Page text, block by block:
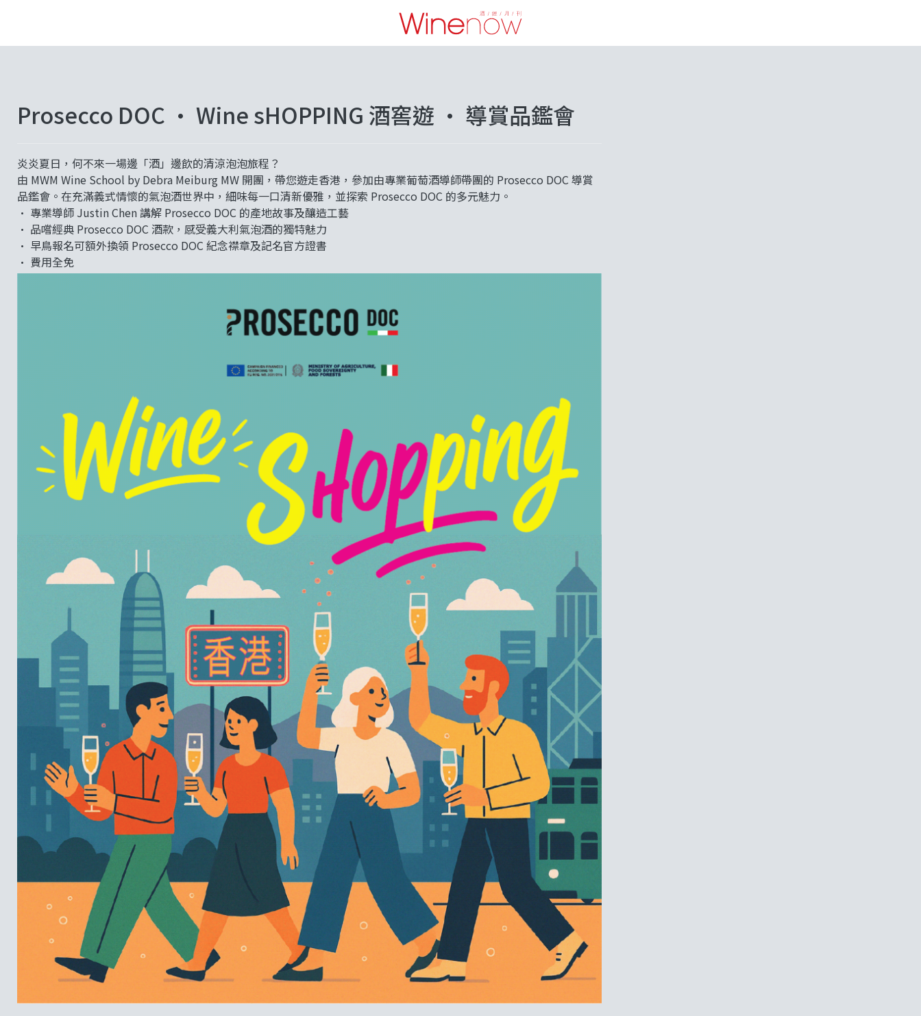
Prosecco DOC • Wine sHOPPING 酒窖遊 • 導賞品鑑會
炎炎夏日，何不來一場邊「酒」邊飲的清涼泡泡旅程？
由 MWM Wine School by Debra Meiburg MW 開團，帶您遊走香港，參加由專業葡萄酒導師帶團的 Prosecco DOC 導賞
品鑑會。在充滿義式情懷的氣泡酒世界中，細味每一口清新優雅，並探索 Prosecco DOC 的多元魅力。
• 專業導師 Justin Chen 講解 Prosecco DOC 的產地故事及釀造工藝
• 品嚐經典 Prosecco DOC 酒款，感受義大利氣泡酒的獨特魅力
• 早鳥報名可額外換領 Prosecco DOC 紀念襟章及記名官方證書
• 費用全免